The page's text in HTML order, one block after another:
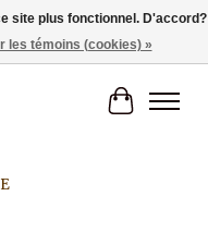
Panier
site plus fonctionnel. D'accord?
les témoins (cookies) »